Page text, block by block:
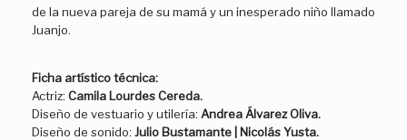
de la nueva pareja de su mamá y un inesperado niño llamado
Juanjo.
Ficha artístico técnica:
Actriz: Camila Lourdes Cereda.
Diseño de vestuario y utilería: Andrea Álvarez Oliva.
Diseño de sonido: Julio Bustamante | Nicolás Yusta.